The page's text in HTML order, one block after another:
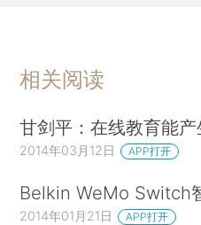
相关阅读
甘剑平：在线教育能产
2014年03月12日 APP打开
Belkin WeMo Switch
2014年01月21日 APP打开